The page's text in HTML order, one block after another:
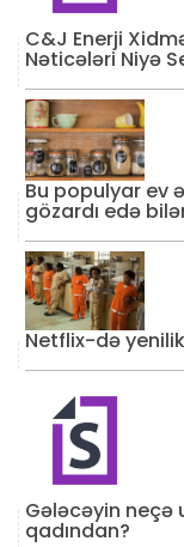
C&J Enerji
Nəticələri Niyə
Bu populyar ev
gözardı edə
Netflix-də
Gələcəyin neçə
qadından?